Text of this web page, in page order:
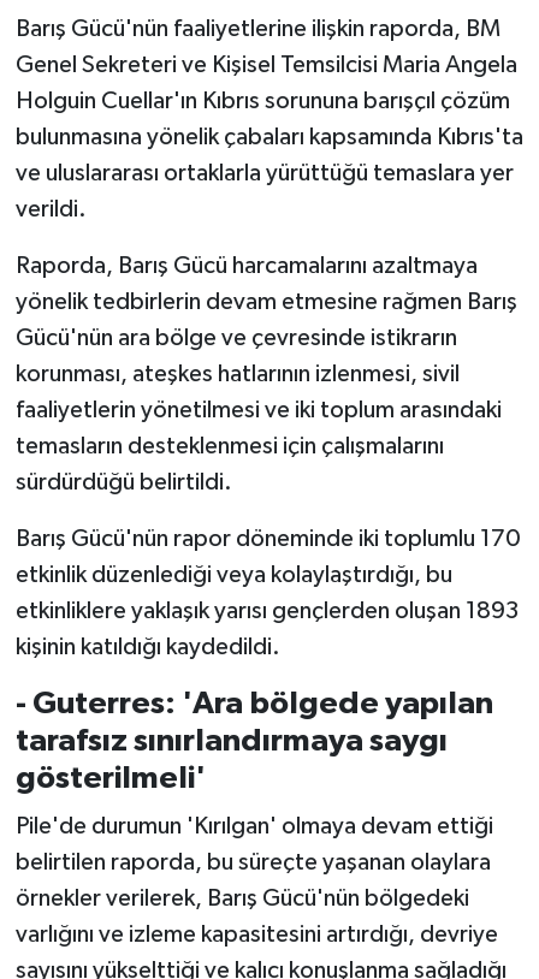
Barış Gücü'nün faaliyetlerine ilişkin raporda, BM
Genel Sekreteri ve Kişisel Temsilcisi Maria Angela
Holguin Cuellar'ın Kıbrıs sorununa barışçıl çözüm
bulunmasına yönelik çabaları kapsamında Kıbrıs'ta
ve uluslararası ortaklarla yürüttüğü temaslara yer
verildi.
Raporda, Barış Gücü harcamalarını azaltmaya
yönelik tedbirlerin devam etmesine rağmen Barış
Gücü'nün ara bölge ve çevresinde istikrarın
korunması, ateşkes hatlarının izlenmesi, sivil
faaliyetlerin yönetilmesi ve iki toplum arasındaki
temasların desteklenmesi için çalışmalarını
sürdürdüğü belirtildi.
Barış Gücü'nün rapor döneminde iki toplumlu 170
etkinlik düzenlediği veya kolaylaştırdığı, bu
etkinliklere yaklaşık yarısı gençlerden oluşan 1893
kişinin katıldığı kaydedildi.
- Guterres: 'Ara bölgede yapılan
tarafsız sınırlandırmaya saygı
gösterilmeli'
Pile'de durumun 'Kırılgan' olmaya devam ettiği
belirtilen raporda, bu süreçte yaşanan olaylara
örnekler verilerek, Barış Gücü'nün bölgedeki
varlığını ve izleme kapasitesini artırdığı, devriye
sayısını yükselttiği ve kalıcı konuşlanma sağladığı